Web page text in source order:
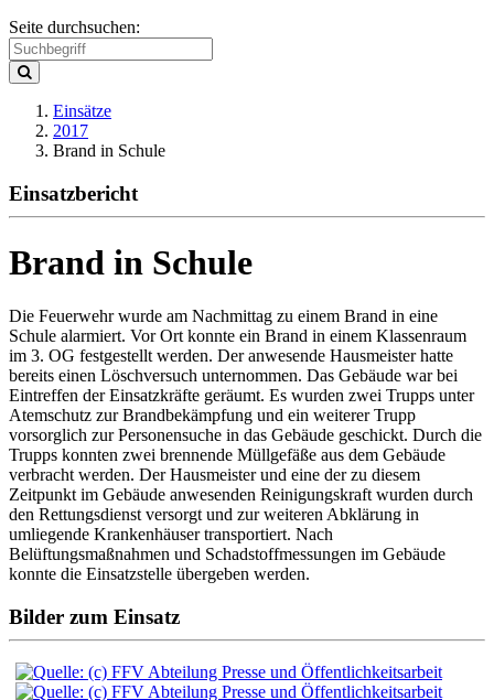
Seite durchsuchen:
Einsätze
2017
Brand in Schule
Einsatzbericht
Brand in Schule
Die Feuerwehr wurde am Nachmittag zu einem Brand in eine
Schule alarmiert. Vor Ort konnte ein Brand in einem Klassenraum
im 3. OG festgestellt werden. Der anwesende Hausmeister hatte
bereits einen Löschversuch unternommen. Das Gebäude war bei
Eintreffen der Einsatzkräfte geräumt. Es wurden zwei Trupps unter
Atemschutz zur Brandbekämpfung und ein weiterer Trupp
vorsorglich zur Personensuche in das Gebäude geschickt. Durch die
Trupps konnten zwei brennende Müllgefäße aus dem Gebäude
verbracht werden. Der Hausmeister und eine der zu diesem
Zeitpunkt im Gebäude anwesenden Reinigungskraft wurden durch
den Rettungsdienst versorgt und zur weiteren Abklärung in
umliegende Krankenhäuser transportiert. Nach
Belüftungsmaßnahmen und Schadstoffmessungen im Gebäude
konnte die Einsatzstelle übergeben werden.
Bilder zum Einsatz